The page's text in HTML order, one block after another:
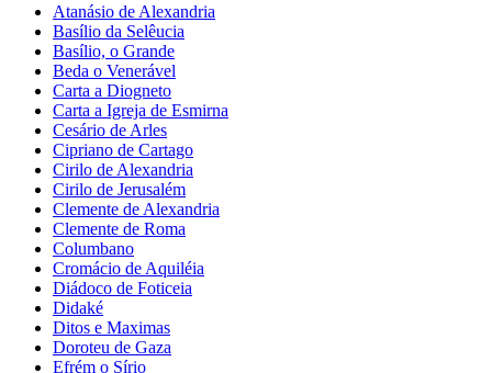
Atanásio de Alexandria
Basílio da Selêucia
Basílio, o Grande
Beda o Venerável
Carta a Diogneto
Carta a Igreja de Esmirna
Cesário de Arles
Cipriano de Cartago
Cirilo de Alexandria
Cirilo de Jerusalém
Clemente de Alexandria
Clemente de Roma
Columbano
Cromácio de Aquiléia
Diádoco de Foticeia
Didaké
Ditos e Maximas
Doroteu de Gaza
Efrém o Sírio